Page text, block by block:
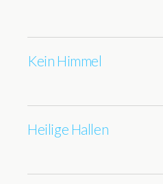
Kein Himmel
Heilige Hallen